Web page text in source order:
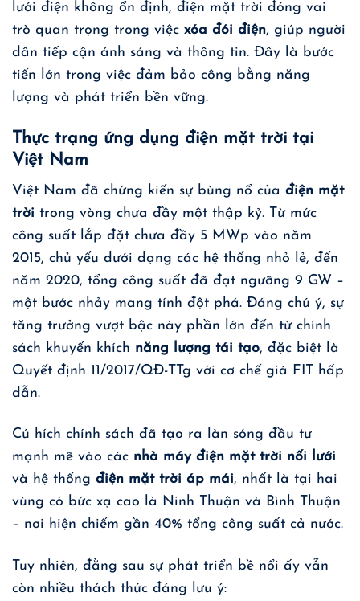
lưới điện không ổn định, điện mặt trời đóng vai
trò quan trọng trong việc xóa đói điện, giúp người
dân tiếp cận ánh sáng và thông tin. Đây là bước
tiến lớn trong việc đảm bảo công bằng năng
lượng và phát triển bền vững.
Thực trạng ứng dụng điện mặt trời tại
Việt Nam
Việt Nam đã chứng kiến sự bùng nổ của điện mặt
trời trong vòng chưa đầy một thập kỷ. Từ mức
công suất lắp đặt chưa đầy 5 MWp vào năm
2015, chủ yếu dưới dạng các hệ thống nhỏ lẻ, đến
năm 2020, tổng công suất đã đạt ngưỡng 9 GW –
một bước nhảy mang tính đột phá. Đáng chú ý, sự
tăng trưởng vượt bậc này phần lớn đến từ chính
sách khuyến khích năng lượng tái tạo, đặc biệt là
Quyết định 11/2017/QĐ-TTg với cơ chế giá FIT hấp
dẫn.
Cú hích chính sách đã tạo ra làn sóng đầu tư
mạnh mẽ vào các nhà máy điện mặt trời nối lưới
và hệ thống điện mặt trời áp mái, nhất là tại hai
vùng có bức xạ cao là Ninh Thuận và Bình Thuận
– nơi hiện chiếm gần 40% tổng công suất cả nước.
Tuy nhiên, đằng sau sự phát triển bề nổi ấy vẫn
còn nhiều thách thức đáng lưu ý: